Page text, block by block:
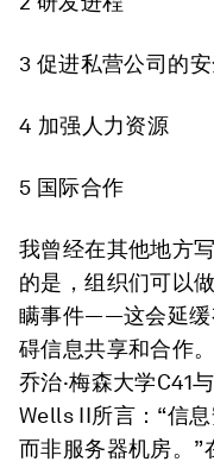
3 促进私营公司的
4 加强人力资源
5 国际合作
我曾经在其他地方
的是，组织们可以
瞒事件——这会延缓
碍信息共享和合作
乔治·梅森大学C41
Wells II所言：“信
而非服务器机房。”